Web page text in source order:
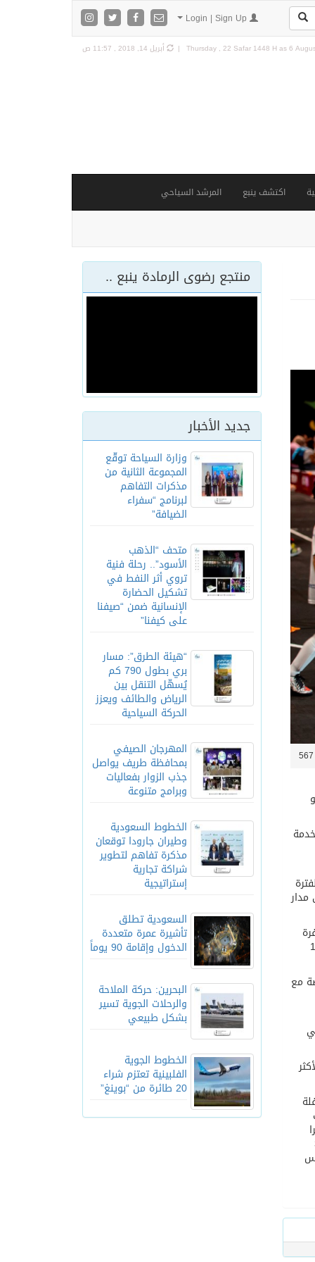
Thursday , 22 Safar 1448 H as6 أبريل 14, 2018 , 11:57 ص
اكتشف ينبع المرشد السياحي
منتجع رضوى الرمادة ينبع ..
جديد الأخبار
وزارة السياحة توقّع
المجموعة الثانية من
مذكرات التفاهم
لبرنامج “سفراء
الضيافة”
متحف “الذهب
الأسود”.. رحلة فنية
تروي أثر النفط في
تشكيل الحضارة
الإنسانية ضمن “صيفنا
على كيفنا”
“هيئة الطرق”: مسار
بري بطول 790 كم
يُسهّل التنقل بين
الرياض والطائف ويعزز
الحركة السياحية
المهرجان الصيفي
بمحافظة طريف يواصل
جذب الزوار بفعاليات
وبرامج متنوعة
الخطوط السعودية
وطيران جارودا توقعان
مذكرة تفاهم لتطوير
شراكة تجارية
إستراتيجية
السعودية تطلق
تأشيرة عمرة متعددة
الدخول وإقامة 90 يوماً
البحرين: حركة الملاحة
والرحلات الجوية تسير
بشكل طبيعي
الخطوط الجوية
الفلبينية تعتزم شراء
20 طائرة من “بوينغ”
لخدمة
مدار
لتنس الطاولة تضم نحو 12
مع
مربع وهي
360